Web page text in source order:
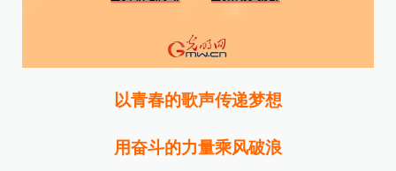
以青春的歌声传递梦想
用奋斗的力量乘风破浪